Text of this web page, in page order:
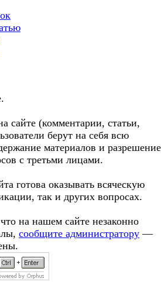
сайте (комментарии, статьи,
берут на себя всю
материалов и разрешение
с третьми лицами.
готова оказывать всяческую
так и других вопросах.
на нашем сайте незаконно
сообщите администратору —